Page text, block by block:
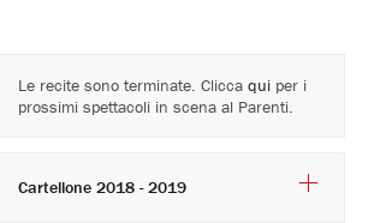
Le recite sono terminate. Clicca quiper i
prossimi spettacoli in scena al Parenti.
Cartellone 2018 - 2019